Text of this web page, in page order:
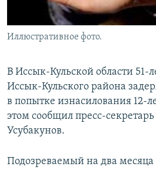
Иллюстративное фото.
В Иссык-Кульской области 51-
Иссык-Кульского района
в попытке изнасилования 12-
этом сообщил пресс-
Усубакунов.
Подозреваемый на два